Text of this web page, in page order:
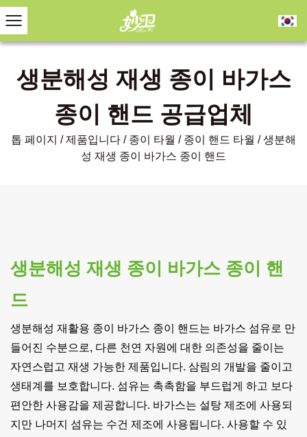
생분해성 재생 종이 바가스
종이 핸드 공급업체
톱 페이지 /제품입니다 / 종이 타월 / 종이 핸드 타월 /생분해
성 재생 종이 바가스 종이 핸드
생분해성 재생 종이 바가스 종이 핸
드
생분해성 재활용 종이 바가스 종이 핸드는 바가스 섬유로 만
들어진 수분으로, 다른 천연 자원에 대한 의존성을 줄이는
자연스럽고 재생 가능한 제품입니다. 삼림의 개발을 줄이고
생태계를 보호합니다. 섬유는 촉촉함을 부드럽게 하고 보다
편안한 사용감을 제공합니다. 바가스는 설탕 제조에 사용되
지만 나머지 섬유는 수건 제조에 사용됩니다. 사용할 수 있